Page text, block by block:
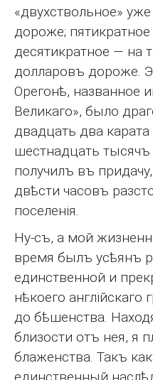
«двухствольное»
дороже; пятикратное
десятикратное — на
долларовъ дороже.
Орегонѣ, названное
Великаго», было
двадцать два
шестнадцать
получилъ въ
двѣсти часовъ
поселенія.
Ну-съ, а мой
время былъ усѣянъ
единственной и
нѣкоего
до бѣшенства.
близости отъ нея, я
блаженства. Такъ